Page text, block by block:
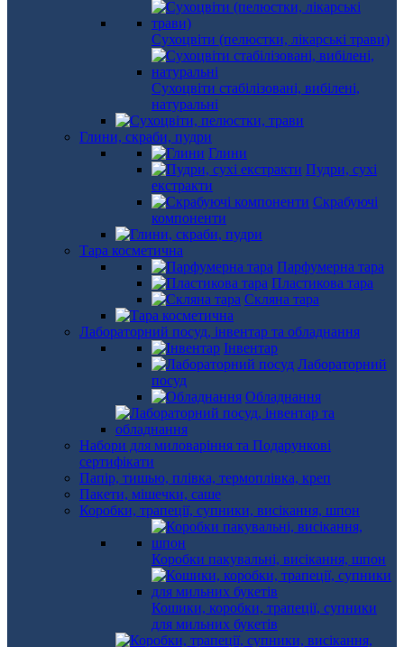
Сухоцвіти (пелюстки, лікарські трави)
Сухоцвіти стабілізовані, вибілені,
натуральні
Глини, скраби, пудри
Глини
Пудри, сухі
екстракти
Скрабуючі
компоненти
Тара косметична
Парфумерна тара
Пластикова тара
Скляна тара
Лабораторний посуд, інвентар та обладнання
Інвентар
Лабораторний
посуд
Обладнання
Набори для миловаріння та Подарункові
сертифікати
Папір, тишью, плівка, термоплівка, креп
Пакети, мішечки, саше
Коробки, трапеції, супники, висікання, шпон
Коробки пакувальні, висікання, шпон
Кошики, коробки, трапеції, супники
для мильних букетів